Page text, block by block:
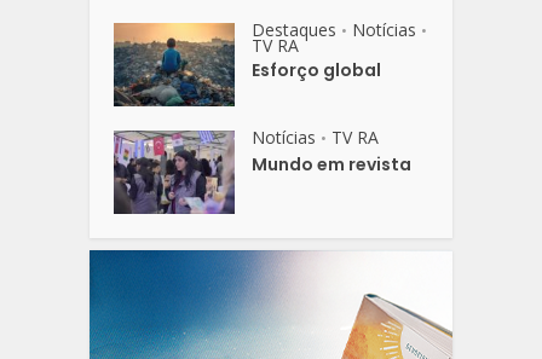
Destaques • Notícias •
TV RA
Esforço global
Notícias • TV RA
Mundo em revista